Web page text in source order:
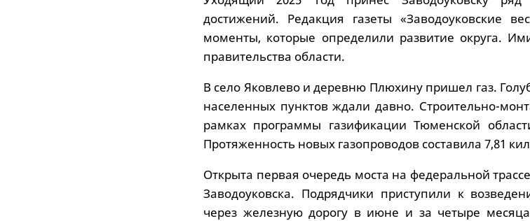
достижений. Редакция газеты «Заводоуковские
моменты, которые определили развитие округа.
правительства области.
В село Яковлево и деревню Плюхину пришел газ.
населенных пунктов ждали давно. Строительно-
рамках программы газификации Тюменской
Протяженность новых газопроводов составила 7,81
Открыта первая очередь моста на федеральной
Заводоуковска. Подрядчики приступили к
через железную дорогу в июне и за четыре